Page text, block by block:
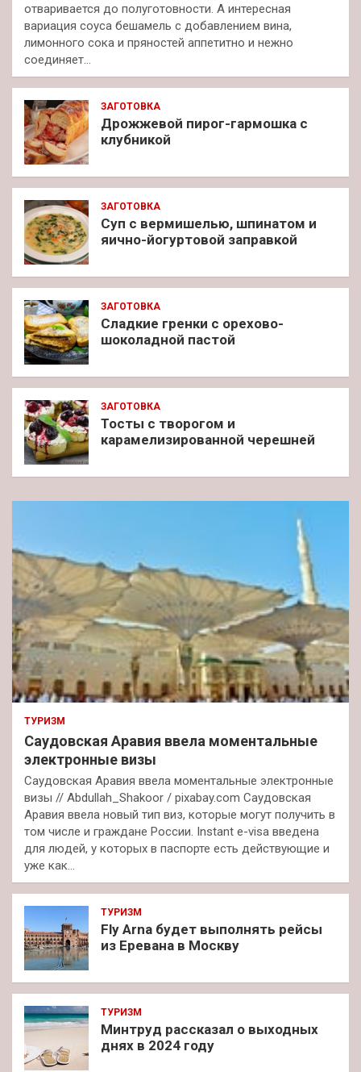
отваривается до полуготовности. А интересная
вариация соуса бешамель с добавлением вина,
лимонного сока и пряностей аппетитно и нежно
соединяет…
ЗАГОТОВКА
Дрожжевой пирог-гармошка с
клубникой
ЗАГОТОВКА
Суп с вермишелью, шпинатом и
яично-йогуртовой заправкой
ЗАГОТОВКА
Сладкие гренки с орехово-
шоколадной пастой
ЗАГОТОВКА
Тосты с творогом и
карамелизированной черешней
ТУРИЗМ
Саудовская Аравия ввела моментальные
электронные визы
Саудовская Аравия ввела моментальные электронные
визы // Abdullah_Shakoor / pixabay.com Саудовская
Аравия ввела новый тип виз, которые могут получить в
том числе и граждане России. Instant e-visa введена
для людей, у которых в паспорте есть действующие и
уже как…
ТУРИЗМ
Fly Arna будет выполнять рейсы
из Еревана в Москву
ТУРИЗМ
Минтруд рассказал о выходных
днях в 2024 году